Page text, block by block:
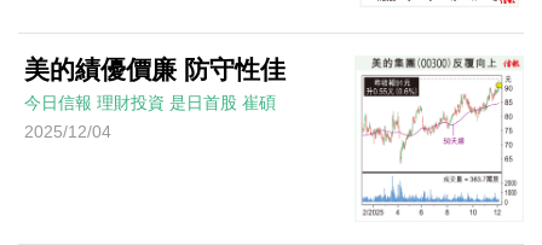
美的績優價廉 防守性佳
今日信報 理財投資 是日首股 崔碩
2025/12/04